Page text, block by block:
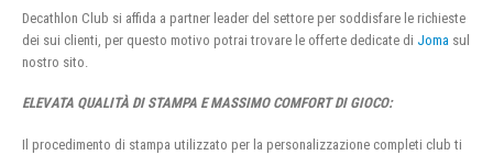
Decathlon Club si affida a partner leader del settore per soddisfare le richieste
dei sui clienti, per questo motivo potrai trovare le offerte dedicate di Joma sul
nostro sito.
ELEVATA QUALITÀ DI STAMPA E MASSIMO COMFORT DI GIOCO:
Il procedimento di stampa utilizzato per la personalizzazione completi club ti